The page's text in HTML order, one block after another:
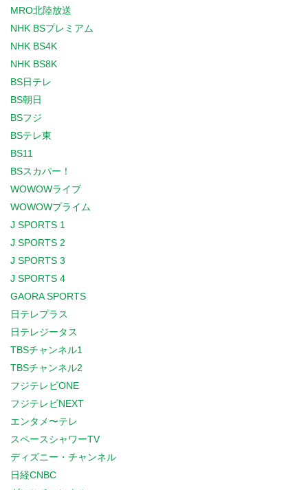
MRO北陸放送
NHK BSプレミアム
NHK BS4K
NHK BS8K
BS日テレ
BS朝日
BSフジ
BSテレ東
BS11
BSスカパー！
WOWOWライブ
WOWOWプライム
J SPORTS 1
J SPORTS 2
J SPORTS 3
J SPORTS 4
GAORA SPORTS
日テレプラス
日テレジータス
TBSチャンネル1
TBSチャンネル2
フジテレビONE
フジテレビNEXT
エンタメ〜テレ
スペースシャワーTV
ディズニー・チャンネル
日経CNBC